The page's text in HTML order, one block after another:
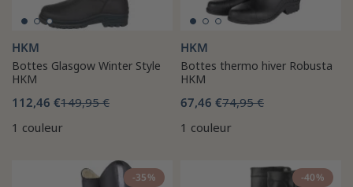
HKM
Bottes Glasgow Winter Style
HKM
112,46 €149,95 €
1 couleur
HKM
Bottes thermo hiver Robusta
HKM
67,46 €74,95 €
1 couleur
-35% -40%